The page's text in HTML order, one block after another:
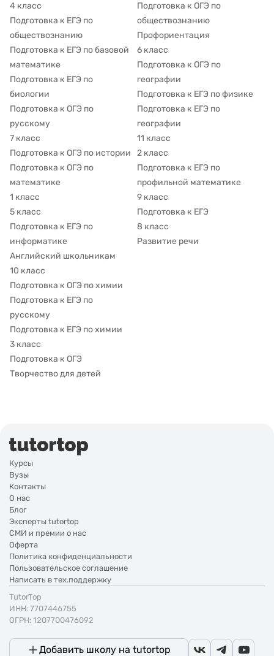
4 класс
Подготовка к ЕГЭ по
обществознанию
Подготовка к ЕГЭ по базовой
математике
Подготовка к ЕГЭ по
биологии
Подготовка к ОГЭ по
русскому
7 класс
Подготовка к ОГЭ по истории
Подготовка к ОГЭ по
математике
1 класс
5 класс
Подготовка к ЕГЭ по
информатике
Английский школьникам
10 класс
Подготовка к ОГЭ по химии
Подготовка к ЕГЭ по
русскому
Подготовка к ЕГЭ по химии
3 класс
Подготовка к ОГЭ
Творчество для детей
Подготовка к ОГЭ по
обществознанию
Профориентация
6 класс
Подготовка к ОГЭ по
географии
Подготовка к ЕГЭ по физике
Подготовка к ЕГЭ по
географии
11 класс
2 класс
Подготовка к ЕГЭ по
профильной математике
9 класс
Подготовка к ЕГЭ
8 класс
Развитие речи
Курсы
Вузы
Контакты
О нас
Блог
Эксперты tutortop
СМИ и премии о нас
Оферта
Политика конфиденциальности
Пользовательское соглашение
Написать в тех.поддержку
TutorTop
ИНН: 7707446755
ОГРН: 1207700476092
Добавить школу на tutortop